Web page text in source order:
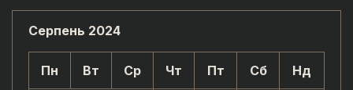
Серпень 2024
Пн Вт Ср Чт Пт Сб Нд